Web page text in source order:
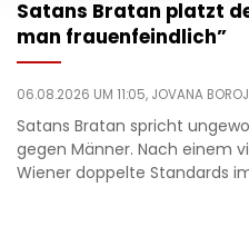
Satans Bratan platzt
man frauenfeindlich”
06.08.2026 UM 11:05, JOVANA
Satans Bratan spricht
gegen Männer. Nach einem
Wiener doppelte Standards